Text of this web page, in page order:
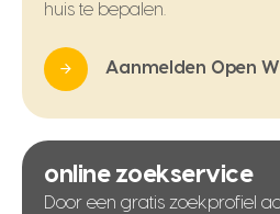
huis te bepalen.
Aanmelden Open
online zoekservice
Door een gratis zoekprofiel